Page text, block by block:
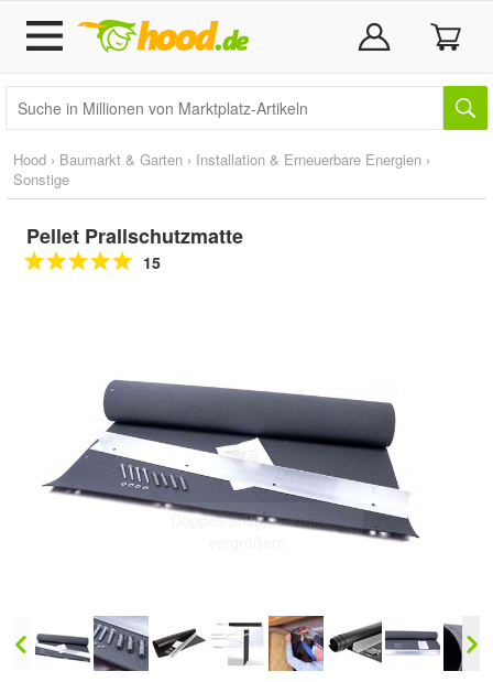
Hood › Baumarkt & Garten › Installation & Erneuerbare Energien ›
Sonstige
Pellet Prallschutzmatte
15
Doppelt antippen zum